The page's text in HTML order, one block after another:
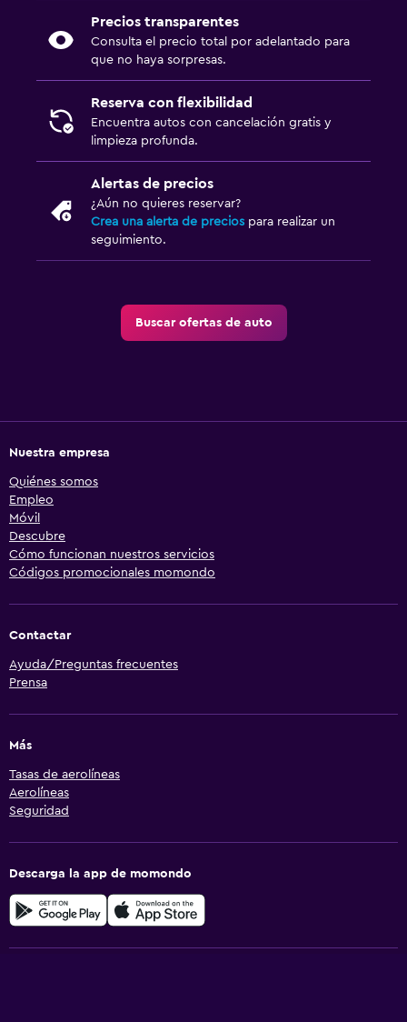
Precios transparentes
Consulta el precio total por adelantado para
que no haya sorpresas.
Reserva con flexibilidad
Encuentra autos con cancelación gratis y
limpieza profunda.
Alertas de precios
¿Aún no quieres reservar?
Crea una alerta de precios para realizar un
seguimiento.
Buscar ofertas de auto
Nuestra empresa
Quiénes somos
Empleo
Móvil
Descubre
Cómo funcionan nuestros servicios
Códigos promocionales momondo
Contactar
Ayuda/Preguntas frecuentes
Prensa
Más
Tasas de aerolíneas
Aerolíneas
Seguridad
Descarga la app de momondo